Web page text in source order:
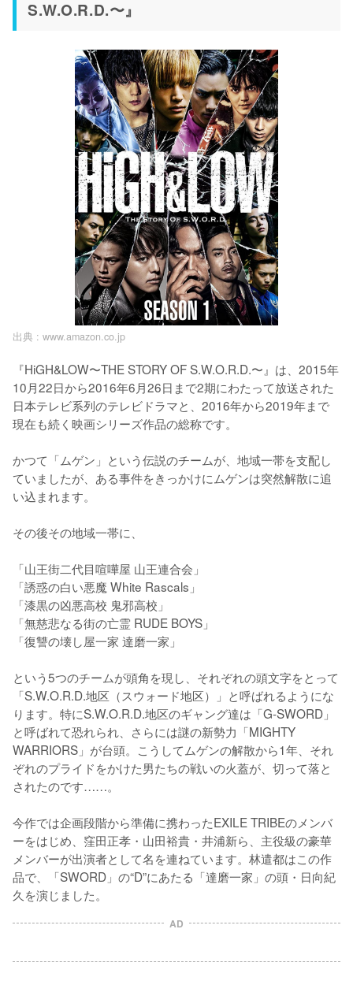
S.W.O.R.D.〜』
出典 : www.amazon.co.jp
『HiGH&LOW〜THE STORY OF S.W.O.R.D.〜』は、2015年
10月22日から2016年6月26日まで2期にわたって放送された
日本テレビ系列のテレビドラマと、2016年から2019年まで
現在も続く映画シリーズ作品の総称です。
かつて「ムゲン」という伝説のチームが、地域一帯を支配し
ていましたが、ある事件をきっかけにムゲンは突然解散に追
い込まれます。
その後その地域一帯に、
「山王街二代目喧嘩屋 山王連合会」
「誘惑の白い悪魔 White Rascals」
「漆黒の凶悪高校 鬼邪高校」
「無慈悲なる街の亡霊 RUDE BOYS」
「復讐の壊し屋一家 達磨一家」
という5つのチームが頭角を現し、それぞれの頭文字をとって
「S.W.O.R.D.地区（スウォード地区）」と呼ばれるようにな
ります。特にS.W.O.R.D.地区のギャング達は「G-SWORD」
と呼ばれて恐れられ、さらには謎の新勢力「MIGHTY
WARRIORS」が台頭。こうしてムゲンの解散から1年、それ
ぞれのプライドをかけた男たちの戦いの火蓋が、切って落と
されたのです……。
今作では企画段階から準備に携わったEXILE TRIBEのメンバ
ーをはじめ、窪田正孝・山田裕貴・井浦新ら、主役級の豪華
メンバーが出演者として名を連ねています。林遣都はこの作
品で、「SWORD」の“D”にあたる「達磨一家」の頭・日向紀
久を演じました。
AD